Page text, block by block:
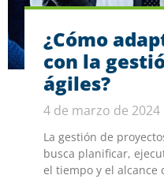
¿Cómo
con la
ágiles?
4 de marzo de 2024
La gestión de
busca planificar,
el tiempo y el alcance